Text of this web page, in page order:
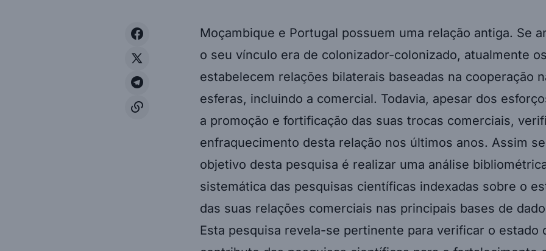
Moçambique e Portugal possuem uma relação antiga. Se
o seu vínculo era de colonizador-colonizado, atualmente
estabelecem relações bilaterais baseadas na cooperação
esferas, incluindo a comercial. Todavia, apesar dos
a promoção e fortificação das suas trocas comerciais,
enfraquecimento desta relação nos últimos anos. Assim
objetivo desta pesquisa é realizar uma análise
sistemática das pesquisas científicas indexadas sobre o
das suas relações comerciais nas principais bases de
Esta pesquisa revela-se pertinente para verificar o estado